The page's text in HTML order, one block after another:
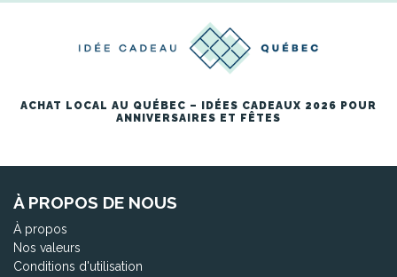
ACHAT LOCAL AU QUÉBEC – IDÉES CADEAUX 2026 POUR
ANNIVERSAIRES ET FÊTES
À PROPOS DE NOUS
À propos
Nos valeurs
Conditions d'utilisation